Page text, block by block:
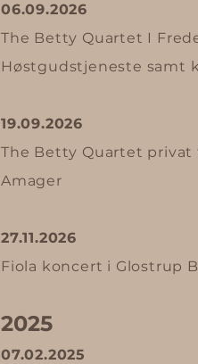
06.09.2026
The Betty Quartet I
Høstgudstjeneste samt
19.09.2026
The Betty Quartet privat
Amager
27.11.2026
Fiola koncert i Glostrup
2025
07.02.2025